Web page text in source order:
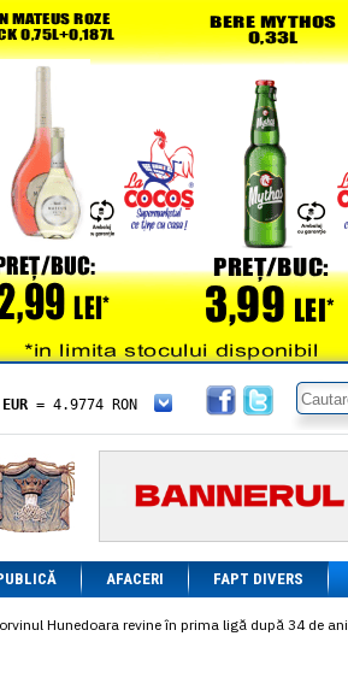
= 4.9774 RON
= 5.8304 RON
= 464.4611 RON
= 1.1933 RON
AUD= 2.7957 RON
BGN= 2.5449 RON
= 3.1559 RON
= 5.2813 RON
= 0.6015 RON
AFACERI FAPT DIVERS
Hunedoara revine în prima ligă după 34 de ani